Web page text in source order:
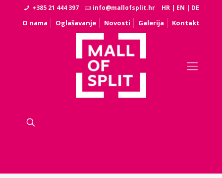
+385 21 444 397 info@mallofsplit.hr HR | EN | DE
O nama Oglašavanje Novosti Galerija Kontakt